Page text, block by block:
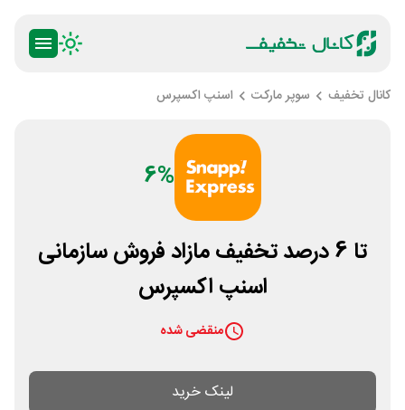
کانال تخفیف سوپر مارکت اسنپ اکسپرس
6%
تا 6 درصد تخفیف مازاد فروش سازمانی
اسنپ اکسپرس
منقضی شده
لینک خرید